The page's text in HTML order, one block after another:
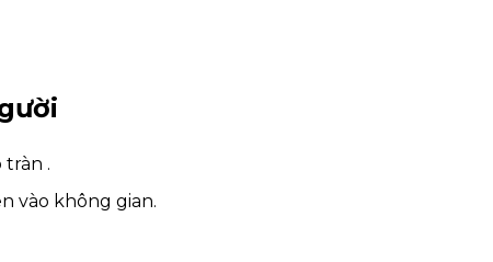
tràn .
vào không gian.